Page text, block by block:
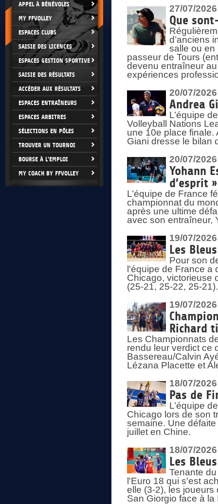
APPEL À BÉNÉVOLES
MY FFVOLLEY
ESPACES CLUBS
SAISIE DES LICENCES
ESPACES GESTION SPORTIVE
SAISIE DES RÉSULTATS
ACCÉDER AUX RÉSULTATS
ESPACES ENTRAÎNEURS
ESPACES ARBITRES
SÉLECTIONS EN PÔLES
TROUVER UN TOURNOI
BOURSE À L'EMPLOI
MY COACH BY FFVOLLEY
27/07/2026
Que
d’anciens
salle ou en
passeur de Tours
devenu entraîneur
expériences
20/07/2026
Andrea
L’équipe
Volleyball Nations
une 10e place finale.
Giani dresse le bilan
20/07/2026
Yohann
d’esprit »
L’équipe de France
championnat du
après une ultime
avec son entraîneur,
19/07/2026
Les
Pour son
l'équipe de France a
Chicago, victorieuse
(25-21, 25-22, 25-
19/07/2026
Richard
Les Championnats
rendu leur verdict ce
Bassereau/Calvin
Lézana Placette et
18/07/2026
Pas de
L’équipe
Chicago lors de son
semaine. Une
juillet en Chine.
18/07/2026
Les
Tenante
l'Euro 18 qui s'est
elle (3-2), les
San Giorgio face à la